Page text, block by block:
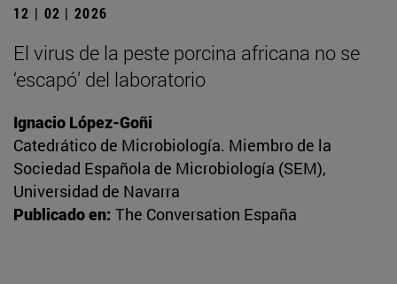
12 | 02 | 2026
El virus de la peste porcina africana no se
‘escapó’ del laboratorio
Ignacio López-Goñi
Catedrático de Microbiología. Miembro de la
Sociedad Española de Microbiología (SEM),
Universidad de Navarra
Publicado en: The Conversation España